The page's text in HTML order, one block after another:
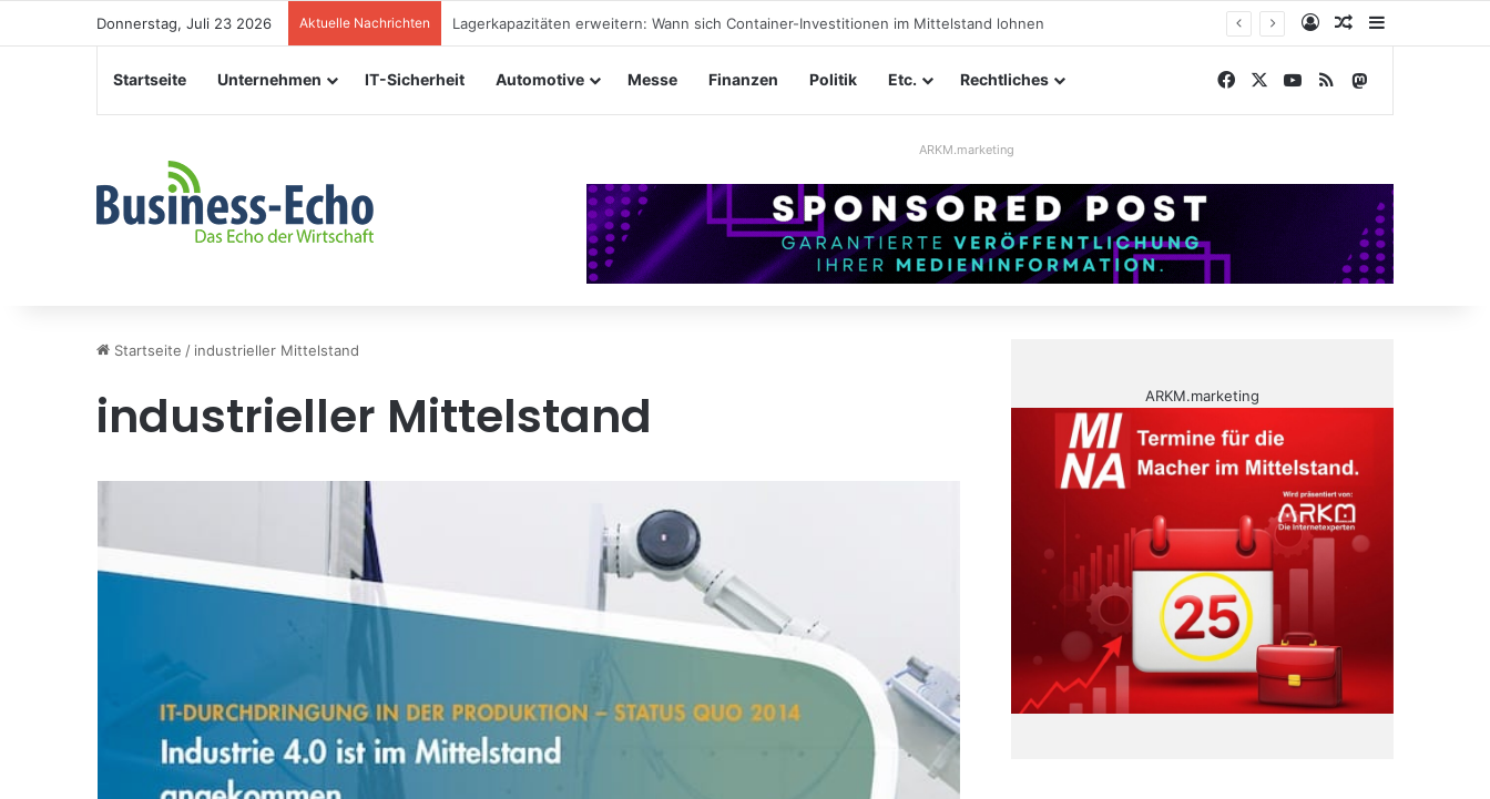
Donnerstag, Juli 23 2026 Aktuelle Nachrichten Veranstaltungssicherheit im Mittelstand: Absperrkonzepte für temporäre Außengelände AnmeldenZufälliger
Startseite Unternehmen IT-Sicherheit Automotive Messe Finanzen Politik Etc. Rechtliches Facebook YouTube
RSS
ARKM.marketing
Startseite / industrieller Mittelstand
industrieller Mittelstand ARKM.marketing